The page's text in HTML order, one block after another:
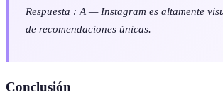
Respuesta : A — Instagram es altamente
de recomendaciones únicas.
Conclusión